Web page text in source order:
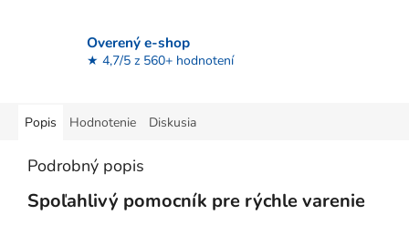
Overený e-shop
★ 4,7/5 z 560+ hodnotení
Popis Hodnotenie Diskusia
Podrobný popis
Spoľahlivý pomocník pre rýchle varenie